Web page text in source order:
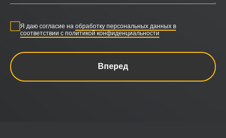
Я даю согласие на обработку персональных данных в
соответствии с политикой конфиденциальности
Вперед